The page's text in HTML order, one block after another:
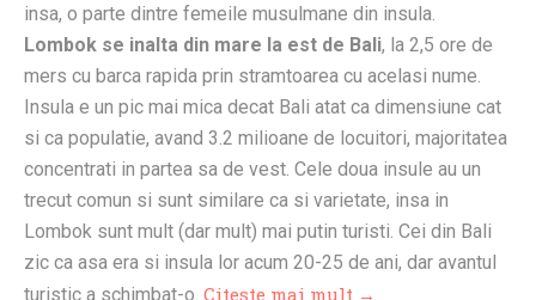
insa, o parte dintre femeile musulmane din insula.
Lombok se inalta din mare la est de Bali, la 2,5 ore de
mers cu barca rapida prin stramtoarea cu acelasi nume.
Insula e un pic mai mica decat Bali atat ca dimensiune cat
si ca populatie, avand 3.2 milioane de locuitori, majoritatea
concentrati in partea sa de vest. Cele doua insule au un
trecut comun si sunt similare ca si varietate, insa in
Lombok sunt mult (dar mult) mai putin turisti. Cei din Bali
zic ca asa era si insula lor acum 20-25 de ani, dar avantul
turistic a schimbat-o. Citeste mai mult →